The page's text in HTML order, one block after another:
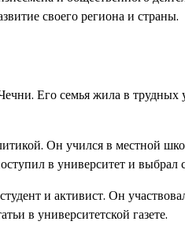
своего региона и страны.
Его семья жила в трудных
Он учился в местной
в университет и выбрал
и активист. Он
в университетской газете.